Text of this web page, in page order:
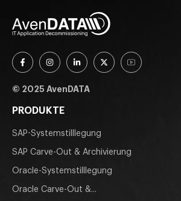
© 2025 AvenDATA
PRODUKTE
SAP-Systemstilllegung
SAP Carve-Out & Archivierung
Oracle-Systemstilllegung
Oracle Carve-Out &...